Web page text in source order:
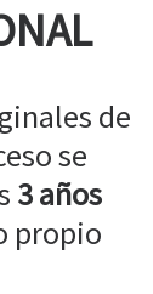
de
se
3 años
propio